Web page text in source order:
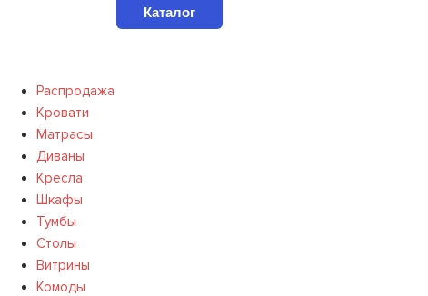
Каталог
Распродажа
Кровати
Матрасы
Диваны
Кресла
Шкафы
Тумбы
Столы
Витрины
Комоды